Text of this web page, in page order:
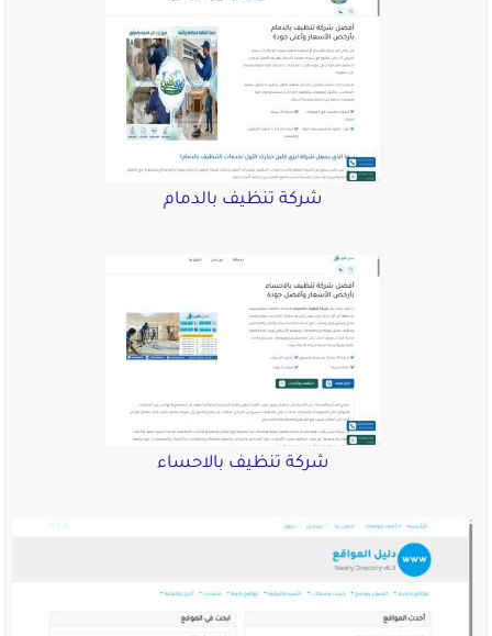
شركة تنظيف بالدمام
شركة تنظيف بالاحساء